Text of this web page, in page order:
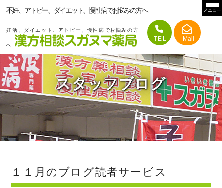
不妊、アトピー、ダイエット、慢性病でお悩みの方へ
妊活、ダイエット、アトピー、慢性病でお悩みの方
へ
メニュー
スタッフブログ
１１月のブログ読者サービス